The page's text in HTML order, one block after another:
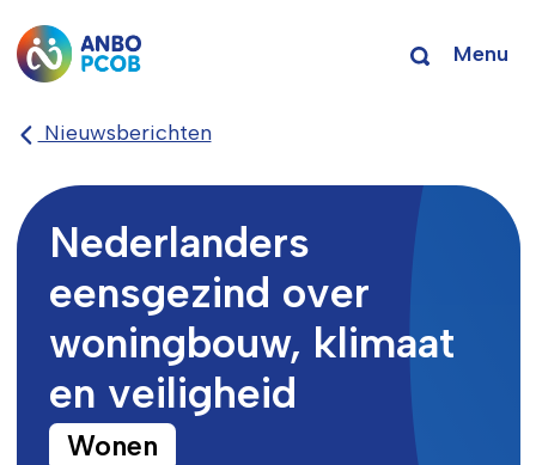
Menu
Nieuwsberichten
Nederlanders
eensgezind over
woningbouw, klimaat
en veiligheid
Wonen